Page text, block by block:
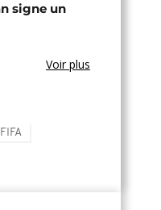
signe un
Voir plus
FIFA